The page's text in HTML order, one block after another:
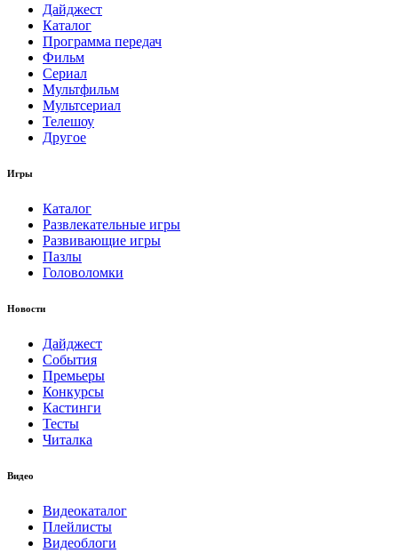
Дайджест
Каталог
Программа передач
Фильм
Сериал
Мультфильм
Мультсериал
Телешоу
Другое
Игры
Каталог
Развлекательные игры
Развивающие игры
Пазлы
Головоломки
Новости
Дайджест
События
Премьеры
Конкурсы
Кастинги
Тесты
Читалка
Видео
Видеокаталог
Плейлисты
Видеоблоги